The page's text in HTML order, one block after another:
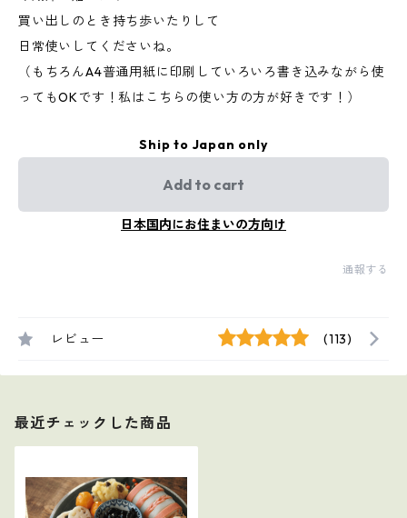
買い出しのとき持ち歩いたりして
日常使いしてくださいね。
（もちろんA4普通用紙に印刷していろいろ書き込みながら使
ってもOKです！私はこちらの使い方の方が好きです！）
Ship to Japan only
Add to cart
日本国内にお住まいの方向け
通報する
レビュー (113)
最近チェックした商品